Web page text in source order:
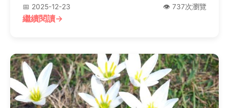
📅 2025-12-23 👁️ 737次瀏覽
繼續閱讀